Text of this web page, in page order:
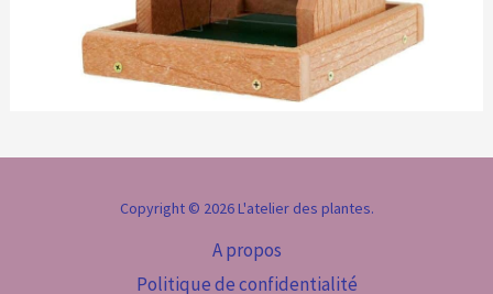
Copyright © 2026 L'atelier des plantes.
A propos
Politique de confidentialité